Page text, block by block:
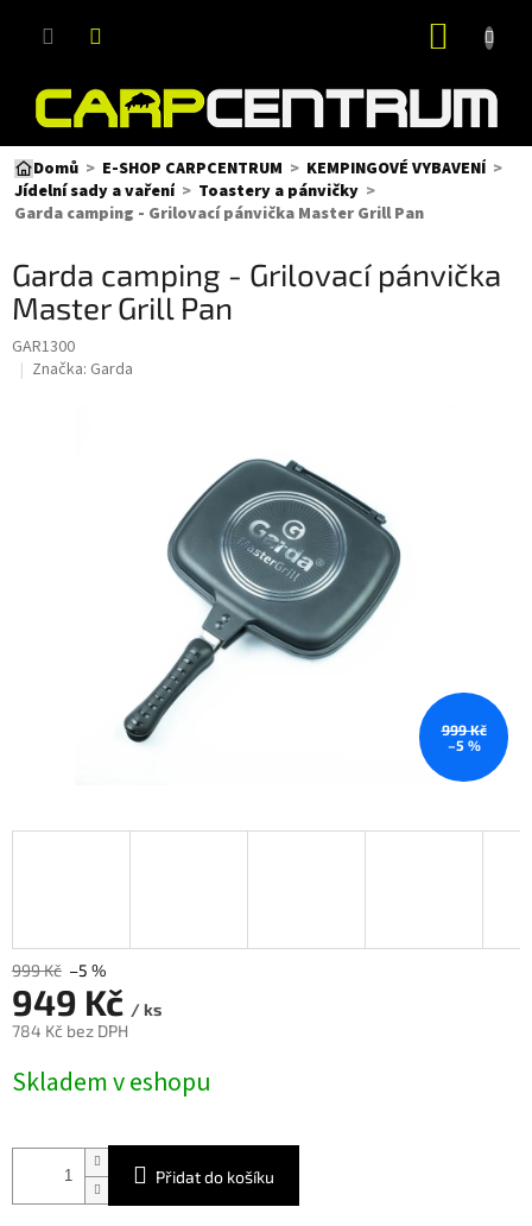
Domů E-SHOP CARPCENTRUM
KEMPINGOVÉ VYBAVENÍ
Jídelní sady a vaření
Toastery a pánvičky
Garda camping - Grilovací pánvička Master Grill Pan
Garda camping - Grilovací pánvička
Master Grill Pan
GAR1300
Značka: Garda
999 Kč
–5 %
999 Kč –5 %
949 Kč / ks
784 Kč bez DPH
cena:
Skladem v eshopu
Přidat do košíku